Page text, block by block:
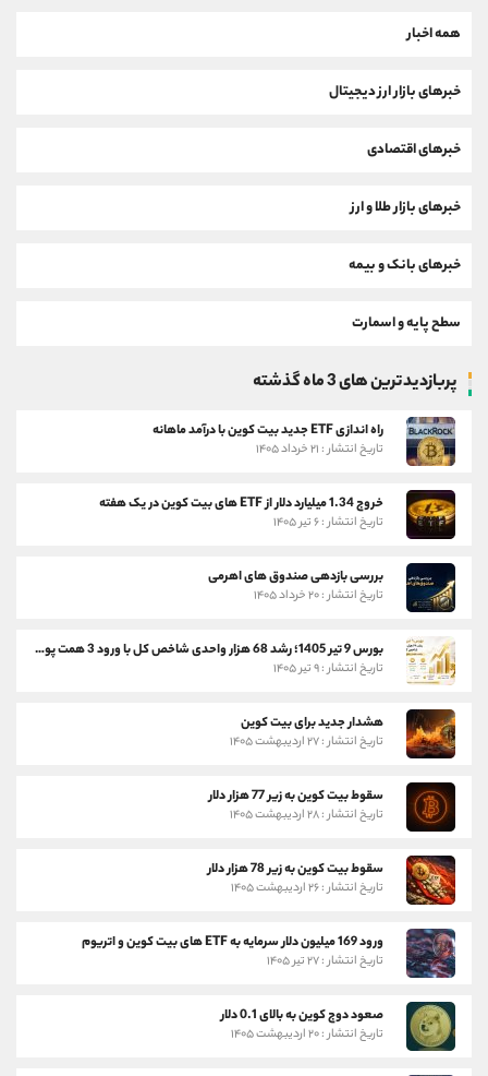
همه اخبار
خبرهای بازار ارز دیجیتال
خبرهای اقتصادی
خبرهای بازار طلا و ارز
خبرهای بانک و بیمه
سطح پایه و اسمارت
پربازدیدترین های 3 ماه گذشته
راه اندازی ETF جدید بیت کوین با درآمد ماهانه
تاریخ انتشار : ۲۱ خرداد ۱۴۰۵
خروج 1.34 میلیارد دلار از ETF های بیت کوین در یک هفته
تاریخ انتشار : ۶ تیر ۱۴۰۵
بررسی بازدهی صندوق های اهرمی
تاریخ انتشار : ۲۰ خرداد ۱۴۰۵
بورس 9 تیر 1405؛ رشد 68 هزار واحدی شاخص کل با ورود 3 همت پول حقیقی
تاریخ انتشار : ۹ تیر ۱۴۰۵
هشدار جدید برای بیت کوین
تاریخ انتشار : ۲۷ اردیبهشت ۱۴۰۵
سقوط بیت کوین به زیر 77 هزار دلار
تاریخ انتشار : ۲۸ اردیبهشت ۱۴۰۵
سقوط بیت کوین به زیر 78 هزار دلار
تاریخ انتشار : ۲۶ اردیبهشت ۱۴۰۵
ورود 169 میلیون دلار سرمایه به ETF های بیت کوین و اتریوم
تاریخ انتشار : ۲۷ تیر ۱۴۰۵
صعود دوج کوین به بالای 0.1 دلار
تاریخ انتشار : ۲۰ اردیبهشت ۱۴۰۵